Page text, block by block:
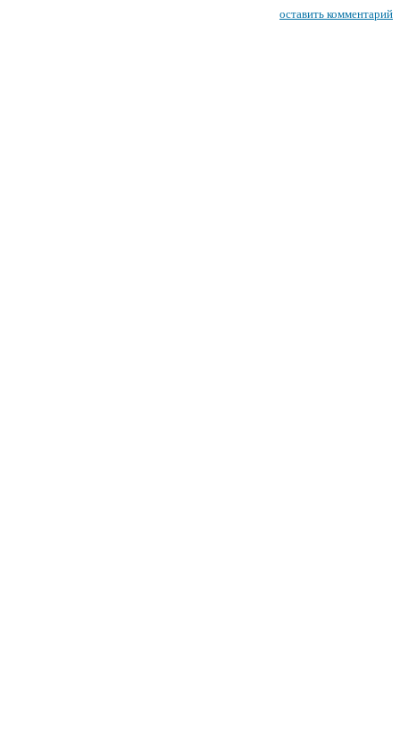
оставить комментарий